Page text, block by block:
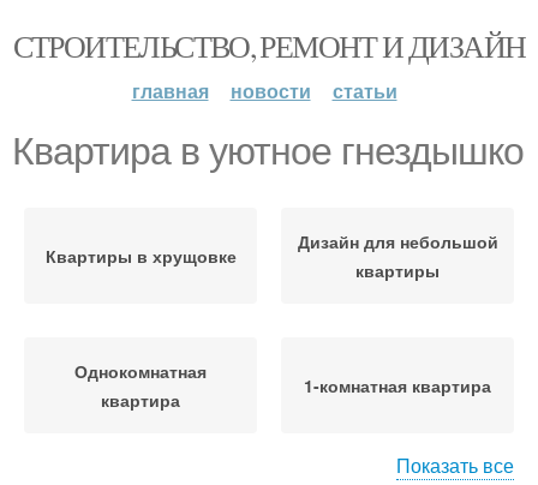
СТРОИТЕЛЬСТВО, РЕМОНТ И ДИЗАЙН
главная новости статьи
Квартира в уютное гнездышко
Квартиры в хрущовке
Дизайн для небольшой
квартиры
Однокомнатная
квартира
1-комнатная квартира
Показать все